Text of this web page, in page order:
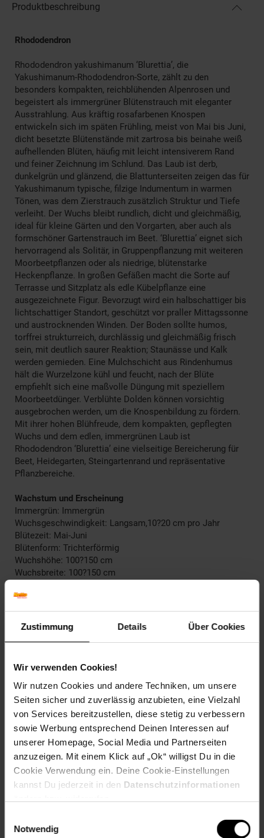
Zustimmung Details Über Cookies
Wir verwenden Cookies!
Wir nutzen Cookies und andere Techniken, um unsere
Seiten sicher und zuverlässig anzubieten, eine Vielzahl
von Services bereitzustellen, diese stetig zu verbessern
sowie Werbung entsprechend Deinen Interessen auf
unserer Homepage, Social Media und Partnerseiten
anzuzeigen. Mit einem Klick auf „Ok“ willigst Du in die
Cookie Verwendung ein. Deine Cookie-Einstellungen
kannst Du jederzeit in den Datenschutzinformationen
Notwendig
Produktbeschreibung
Rhododendron
Rhododendron yakushimanum ‘Blurettia’, die
Yakushimanum-Rhododendron-Sorte, zählt zu den
besonders kompakten, reichblühenden Alpenrosen und
begeistert als immergrüner Blütenstrauch mit eleganter
Ausstrahlung. Aus kräftig rosafarbenen Knospen
entwickeln sich im späten Frühling, meist von Mai bis Juni,
dicht besetzte Blütenstände mit zartrosa bis beinahe weiß
aufhellenden Blüten, häufig mit leicht intensiverem Rand
und feiner Zeichnung im Schlund. Das Laub ist derb,
dunkelgrün und glänzend, die Blattunterseiten zeigen das für
Yakushimanum typische, filzige Indumentum in warmen
Tönen, was dem Zierstrauch zusätzlich Struktur und Tiefe
verleiht. Der Wuchs bleibt rundlich, dicht und gleichmäßig,
ideal für kleine Gärten und den Vorgarten, aber auch als
formschöner Gartenstrauch im Beet. ‘Blurettia’ eignet sich
hervorragend als Solitär, in Gruppenpflanzung mit weiteren
Moorbeetpflanzen oder als niedrige, blütenstarke
Heckenpflanze. In großen Gefäßen macht die Sorte auf
Terrasse und Sitzplatz als edle Kübelpflanze eine
ausgezeichnete Figur. Bevorzugt wird ein halbschattiger bis
lichtschattiger Standort, geschützt vor praller Mittagssonne
und austrocknenden Winden. Der Boden sollte humos,
torffrei strukturreich, durchlässig und gleichmäßig frisch
sein, mit deutlich saurer Reaktion; Staunässe und Kalk
werden gemieden. Eine Mulchschicht aus Rindenhumus
hält die Wurzelzone kühl und feucht, nach der Blüte
empfiehlt sich eine maßvolle Düngung mit speziellem
Moorbeetdünger. Verblühte Dolden können vorsichtig
ausgebrochen werden, um die Knospenbildung zu fördern.
Mit ihrer hohen Blühfreude, dem kompakten, gepflegten
Wuchs und dem edlen, immergrünen Laub ist
Rhododendron ‘Blurettia’ eine vielseitige Bereicherung für
Beet, Heidegarten, Steingartenrand und repräsentative
Pflanzbereiche.
Wachstum und Erscheinung
Immergrün: Immergrün
Wuchsgeschwindigkeit: Langsam,10?20 cm pro Jahr
Blütezeit: Mai-Juni
Blütenform: Trichterförmig
Wuchshöhe: 100?150 cm
Wuchsbreite: 100?150 cm
Herbstfärbung: Verliert Laub ohne Färbung
Blütenfarbe: Rosa
Winterfarbe: Immergrün
Geschmack: X
Standort und Pflege
Standortempfehlung: Halbschattig, windgeschützt
Pflegeaufwand: Mittel
Lichtbedarf: Halbschattig-Schattig
Rückschnitt: Rückschnitt nach der Blüte.
Schnittverträglichkeit: Gut
Bodenansprüche: sauer und humos
Nährstoffgehalt: Mittel
Frosthärte: bis -24 °C
Eigenschaften